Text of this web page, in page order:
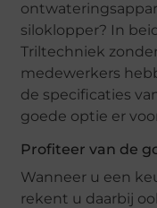
siloklopper? In
Triltechniek
medewerkers
de specificaties
goede optie er
Profiteer van de
Wanneer u een
rekent u daarbij